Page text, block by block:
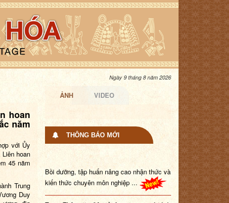
Ngày 9 tháng 8 năm 2026
hoan
năm
với Ủy
hoan
45 năm
Trung
Duy
ẢNH VIDEO
THÔNG BÁO MỚI
Bồi dưỡng, tập huấn nâng cao nhận thức và
kiến thức chuyên môn nghiệp ...
Trang Thông tin điện tử đang trong quá trình